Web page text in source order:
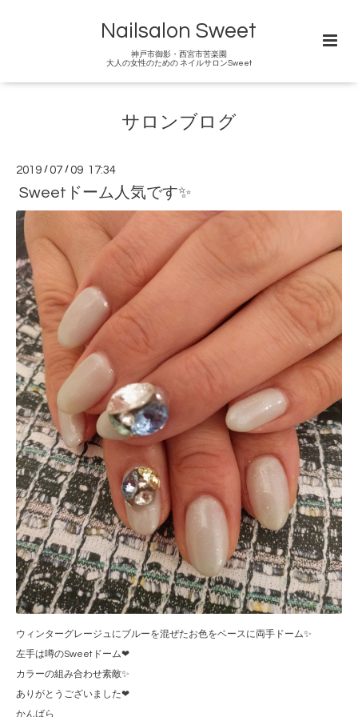
Nailsalon Sweet
神戸市御影・西宮市苦楽園
大人の女性のための ネイルサロンSweet
サロンブログ
2019 /07 /09 17:34
Sweetドーム人気です✨
ウィンターグレージュにブルーを混ぜたお色をベースに両手ドーム✨
左手は噂のSweetドーム❤
カラーの組み合わせ素敵✨
ありがとうございました❤
かんばら